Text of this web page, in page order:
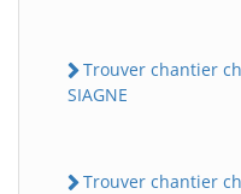
Trouver chantier
SIAGNE
Trouver chantier